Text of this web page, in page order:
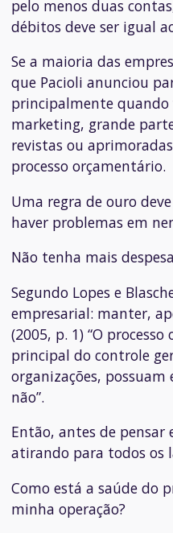
pelo menos duas
débitos deve ser igual
Se a maioria das
que Pacioli anunciou
principalmente
marketing, grande
revistas ou
processo orçamentário.
Uma regra de ouro
haver problemas em
Não tenha mais
Segundo Lopes e
empresarial: manter,
(2005, p. 1) “O
principal do controle
organizações,
não”.
Então, antes de pensar
atirando para todos os
Como está a saúde do
minha operação?